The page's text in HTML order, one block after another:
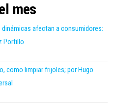
mes
afectan a consumidores:
Portillo
como limpiar frijoles; por Hugo